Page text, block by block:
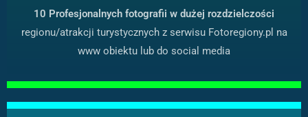
10 Profesjonalnych fotografii w dużej rozdzielczości
regionu/atrakcji turystycznych z serwisu Fotoregiony.pl na
www obiektu lub do social media